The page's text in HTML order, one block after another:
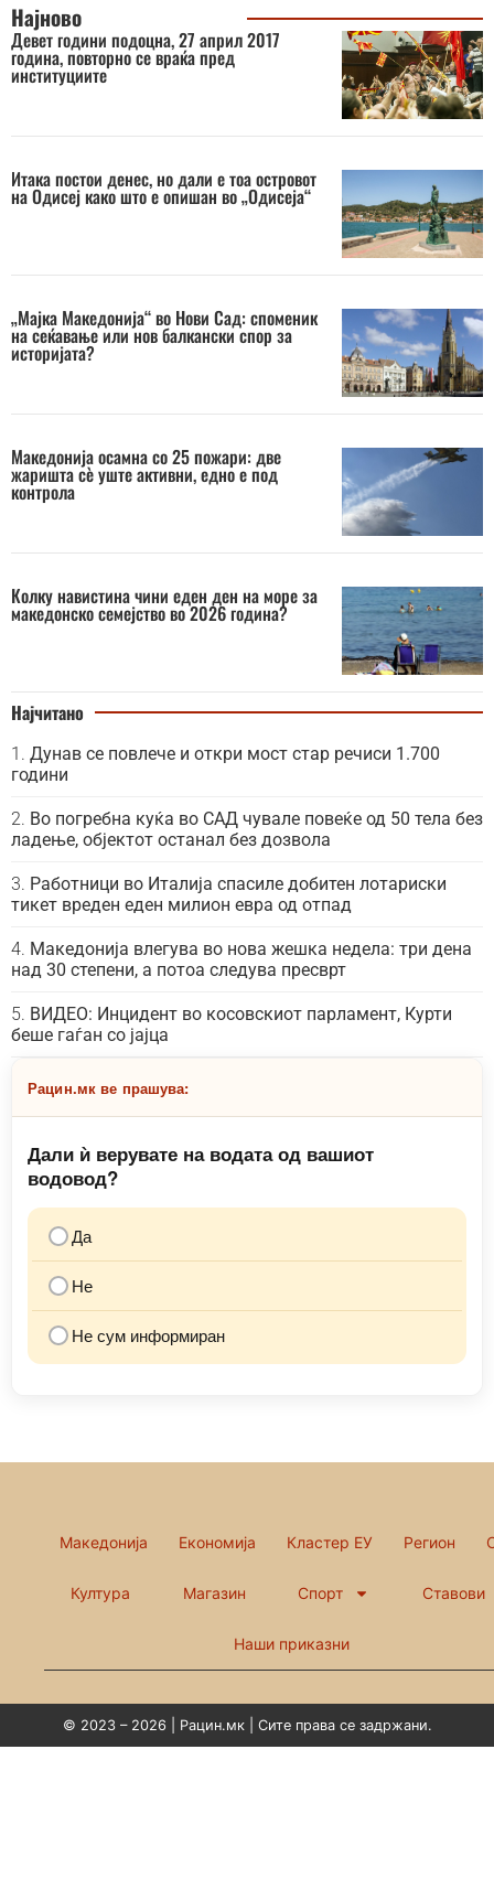
Најново
Девет години подоцна, 27 април 2017
година, повторно се враќа пред
институциите
Итака постои денес, но дали е тоа островот
на Одисеј како што е опишан во „Одисеја“
„Мајка Македонија“ во Нови Сад: споменик
на сеќавање или нов балкански спор за
историјата?
Македонија осамна со 25 пожари: две
жаришта сè уште активни, едно е под
контрола
Колку навистина чини еден ден на море за
македонско семејство во 2026 година?
Најчитано
Дунав се повлече и откри мост стар речиси 1.700
години
Во погребна куќа во САД чувале повеќе од 50 тела без
ладење, објектот останал без дозвола
Работници во Италија спасиле добитен лотариски
тикет вреден еден милион евра од отпад
Македонија влегува во нова жешка недела: три дена
над 30 степени, а потоа следува пресврт
ВИДЕО: Инцидент во косовскиот парламент, Курти
беше гаѓан со јајца
Рацин.мк ве прашува:
Дали ѝ верувате на водата од вашиот
водовод?
Да
Не
Не сум информиран
Македонија Економија Кластер ЕУ Регион
Култура Магазин Спорт Ставови
Наши приказни
© 2023 – 2026 | Рацин.мк | Сите права се задржани.